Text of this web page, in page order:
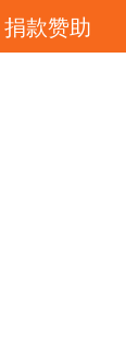
捐款赞助